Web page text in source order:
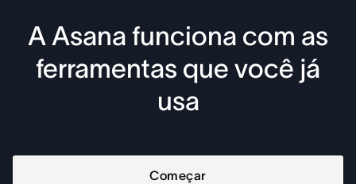
A Asana funciona com as
ferramentas que você já
usa
Começar